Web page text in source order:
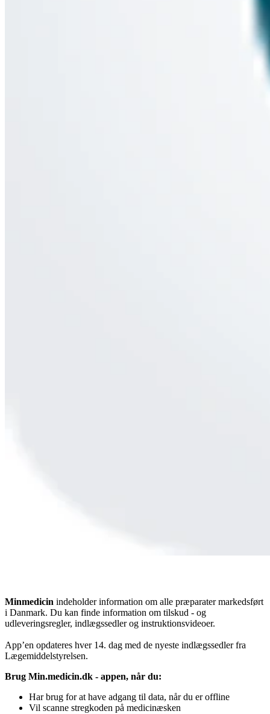
Minmedicin indeholder information om alle præparater markedsført
i Danmark. Du kan finde information om tilskud - og
udleveringsregler, indlægssedler og instruktionsvideoer.
App’en opdateres hver 14. dag med de nyeste indlægssedler fra
Lægemiddelstyrelsen.
Brug Min.medicin.dk - appen, når du:
Har brug for at have adgang til data, når du er offline
Vil scanne stregkoden på medicinæsken